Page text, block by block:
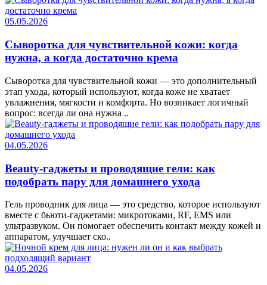
05.05.2026
Сыворотка для чувствительной кожи: когда
нужна, а когда достаточно крема
Сыворотка для чувствительной кожи — это дополнительный
этап ухода, который используют, когда коже не хватает
увлажнения, мягкости и комфорта. Но возникает логичный
вопрос: всегда ли она нужна ..
04.05.2026
Beauty-гаджеты и проводящие гели: как
подобрать пару для домашнего ухода
Гель проводник для лица — это средство, которое используют
вместе с бьюти-гаджетами: микротоками, RF, EMS или
ультразвуком. Он помогает обеспечить контакт между кожей и
аппаратом, улучшает ско..
04.05.2026